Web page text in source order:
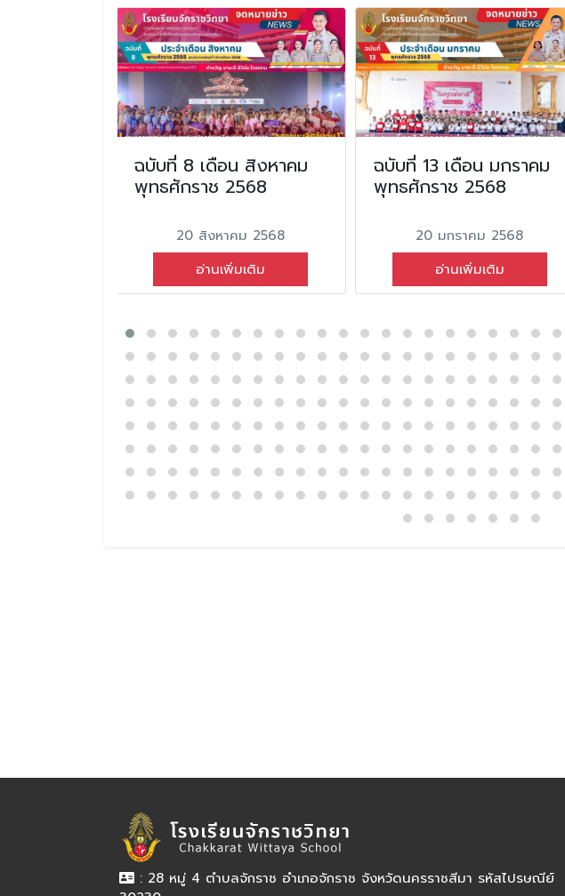
ฉบับที่ 8 เดือน สิงหาคม
พุทธศักราช 2568
20 สิงหาคม 2568
อ่านเพิ่มเติม
ฉบับที่ 13 เดือน มกราคม
พุทธศักราช 2568
20 มกราคม 2568
อ่านเพิ่มเติม
: 28 หมู่ 4 ตำบลจักราช อำเภอจักราช จังหวัดนครราชสีมา รหัสไปรษณีย์